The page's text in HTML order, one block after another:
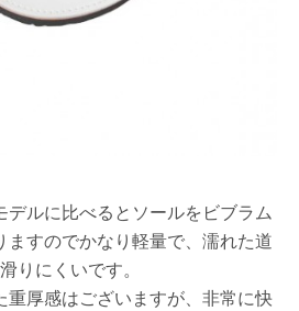
デルに比べるとソールをビブラム
ますのでかなり軽量で、濡れた道
りにくいです。
重厚感はございますが、非常に快